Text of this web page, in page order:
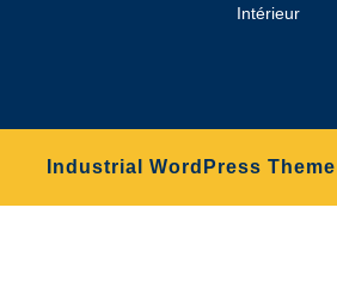
Intérieur
Industrial WordPress Theme